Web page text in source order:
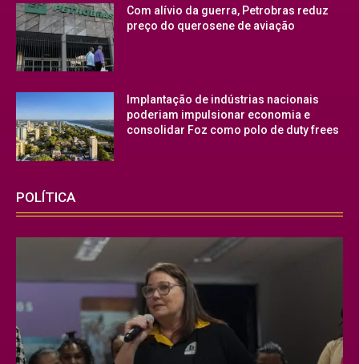
Com alívio da guerra, Petrobras reduz
preço do querosene de aviação
Implantação de indústrias nacionais
poderiam impulsionar economia e
consolidar Foz como polo de duty frees
POLÍTICA